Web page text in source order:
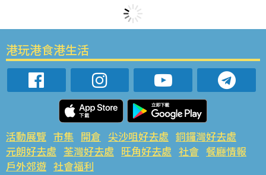
港玩港食港生活
活動展覽 市集 開倉 尖沙咀好去處 銅鑼灣好去處
元朗好去處 荃灣好去處 旺角好去處 社會 餐廳情報
戶外郊遊 社會福利